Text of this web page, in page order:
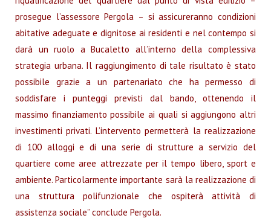
prosegue l’assessore Pergola – si assicureranno condizioni
abitative adeguate e dignitose ai residenti e nel contempo si
darà un ruolo a Bucaletto all’interno della complessiva
strategia urbana. Il raggiungimento di tale risultato è stato
possibile grazie a un partenariato che ha permesso di
soddisfare i punteggi previsti dal bando, ottenendo il
massimo finanziamento possibile ai quali si aggiungono altri
investimenti privati. L’intervento permetterà la realizzazione
di 100 alloggi e di una serie di strutture a servizio del
quartiere come aree attrezzate per il tempo libero, sport e
ambiente. Particolarmente importante sarà la realizzazione di
una struttura polifunzionale che ospiterà attività di
assistenza sociale” conclude Pergola.